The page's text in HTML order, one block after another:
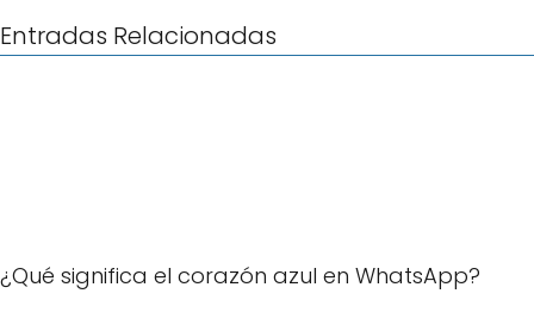
Entradas Relacionadas
¿Qué significa el corazón azul en WhatsApp?